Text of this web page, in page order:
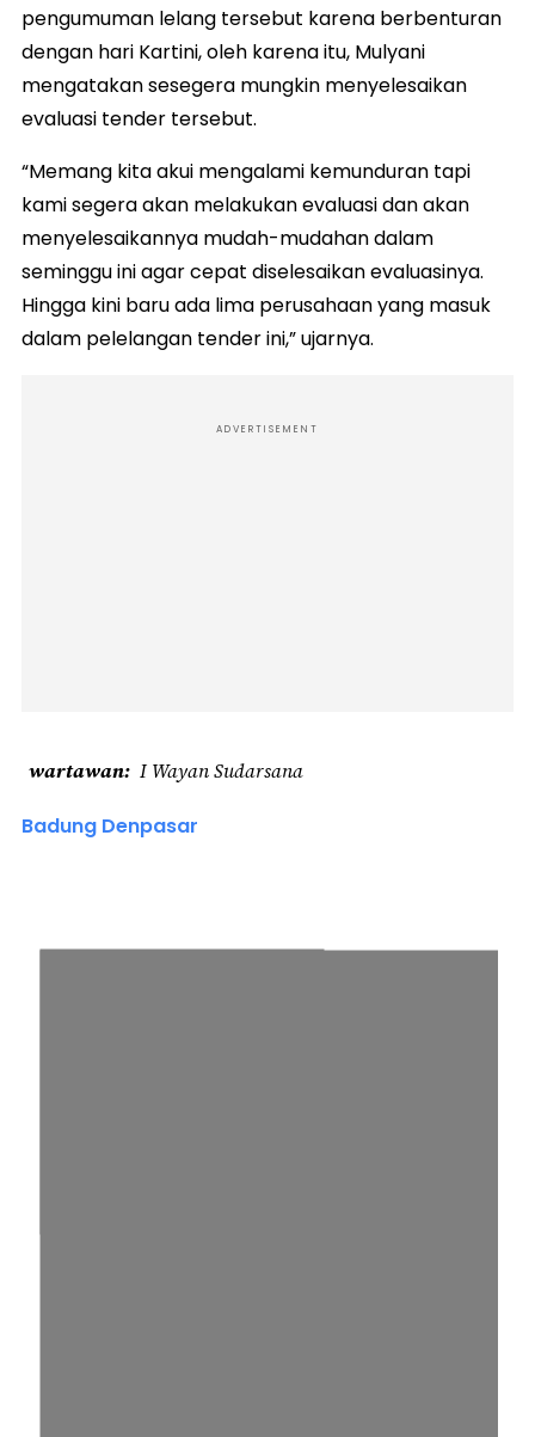
pengumuman lelang tersebut karena berbenturan
dengan hari Kartini, oleh karena itu, Mulyani
mengatakan sesegera mungkin menyelesaikan
evaluasi tender tersebut.
“Memang kita akui mengalami kemunduran tapi
kami segera akan melakukan evaluasi dan akan
menyelesaikannya mudah-mudahan dalam
seminggu ini agar cepat diselesaikan evaluasinya.
Hingga kini baru ada lima perusahaan yang masuk
dalam pelelangan tender ini,” ujarnya.
ADVERTISEMENT
wartawan I Wayan Sudarsana
Badung Denpasar